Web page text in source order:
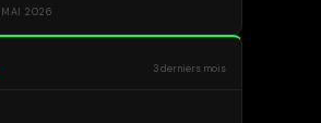
MAI 2026
3 derniers mois